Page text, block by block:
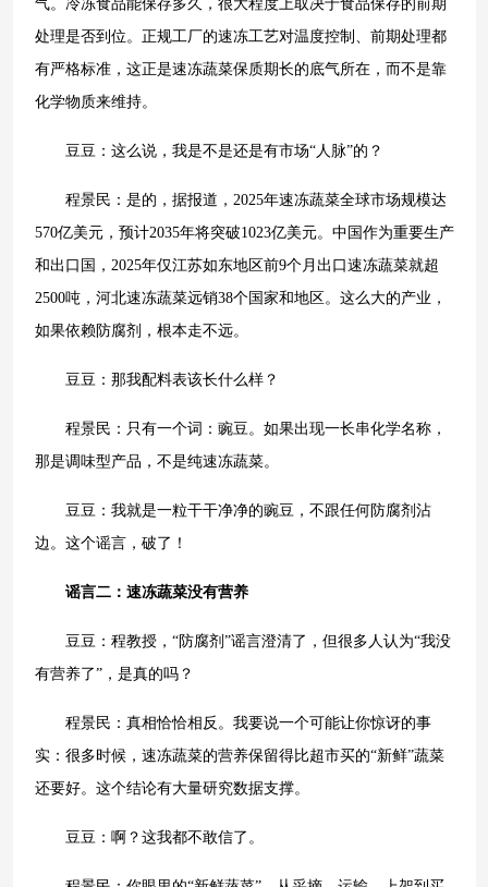
气。冷冻食品能保存多久，很大程度上取决于食品保存的前期
处理是否到位。正规工厂的速冻工艺对温度控制、前期处理都
有严格标准，这正是速冻蔬菜保质期长的底气所在，而不是靠
化学物质来维持。
豆豆：这么说，我是不是还是有市场“人脉”的？
程景民：是的，据报道，2025年速冻蔬菜全球市场规模达
570亿美元，预计2035年将突破1023亿美元。中国作为重要生产
和出口国，2025年仅江苏如东地区前9个月出口速冻蔬菜就超
2500吨，河北速冻蔬菜远销38个国家和地区。这么大的产业，
如果依赖防腐剂，根本走不远。
豆豆：那我配料表该长什么样？
程景民：只有一个词：豌豆。如果出现一长串化学名称，
那是调味型产品，不是纯速冻蔬菜。
豆豆：我就是一粒干干净净的豌豆，不跟任何防腐剂沾
边。这个谣言，破了！
谣言二：速冻蔬菜没有营养
豆豆：程教授，“防腐剂”谣言澄清了，但很多人认为“我没
有营养了”，是真的吗？
程景民：真相恰恰相反。我要说一个可能让你惊讶的事
实：很多时候，速冻蔬菜的营养保留得比超市买的“新鲜”蔬菜
还要好。这个结论有大量研究数据支撑。
豆豆：啊？这我都不敢信了。